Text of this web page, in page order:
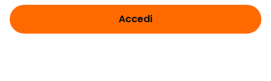
Accedi